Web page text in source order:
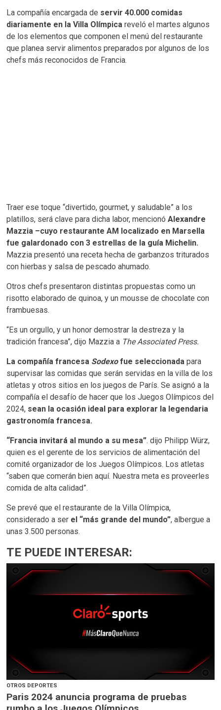
La compañía encargada de servir 40.000 comidas
diariamente en la Villa Olímpica reveló el martes algunos
de los elementos que componen el menú del restaurante
que planea servir alimentos preparados por algunos de los
chefs más reconocidos de Francia.
Traer ese toque “divertido, gourmet, y saludable” a los
platillos, será clave para dicha labor, mencionóAlexandre
Mazzia –cuyo restaurante AM localizado en Marsella
fue galardonado con 3 estrellas de la guía Michelin.
Mazzia presentó una receta hecha de garbanzos triturados
con hierbas y salsa de pescado ahumado.
Otros chefs presentaron distintas propuestas como un
risotto elaborado de quinoa, y un mousse de chocolate con
frambuesas.
“Es un orgullo, y un honor demostrar la destreza y la
tradición francesa”, dijo Mazzia a The Associated Press.
La compañía francesa Sodexofue seleccionadapara
supervisar las comidas que serán servidas en la villa de los
atletas y otros sitios en los juegos de París. Se asignó a la
compañía el desafío de hacer que los Juegos Olímpicos del
2024, sean la ocasión ideal para explorar la legendaria
gastronomía francesa.
“Francia invitará al mundo a su mesa”. dijo Philipp Würz,
quien es el gerente de los servicios de alimentación del
comité organizador de los Juegos Olímpicos. Los atletas
“saben que comerán bien aquí. Nuestra meta es proveerles
comida de alta calidad”.
Se prevé que el restaurante de la Villa Olímpica,
considerado a ser el “más grande del mundo”, albergue a
unas 3.500 personas.
TE PUEDE INTERESAR:
OTROS DEPORTES
Paris 2024 anuncia programa de pruebas